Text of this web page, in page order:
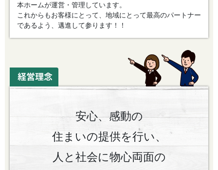
本ホームが運営・管理しています。
これからもお客様にとって、地域にとって最高のパートナー
であるよう、邁進して参ります！！
安心、感動の
住まいの提供を行い、
人と社会に物心両面の